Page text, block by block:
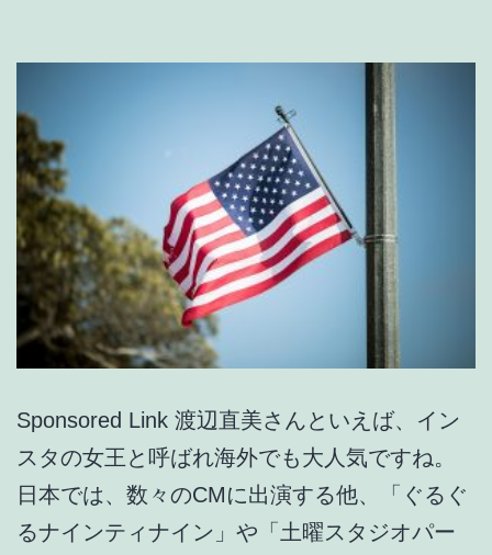
Sponsored Link 渡辺直美さんといえば、イン
スタの女王と呼ばれ海外でも大人気ですね。
日本では、数々のCMに出演する他、「ぐるぐ
るナインティナイン」や「土曜スタジオパー